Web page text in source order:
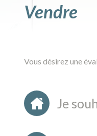
vendre
Vous désirez une
Je